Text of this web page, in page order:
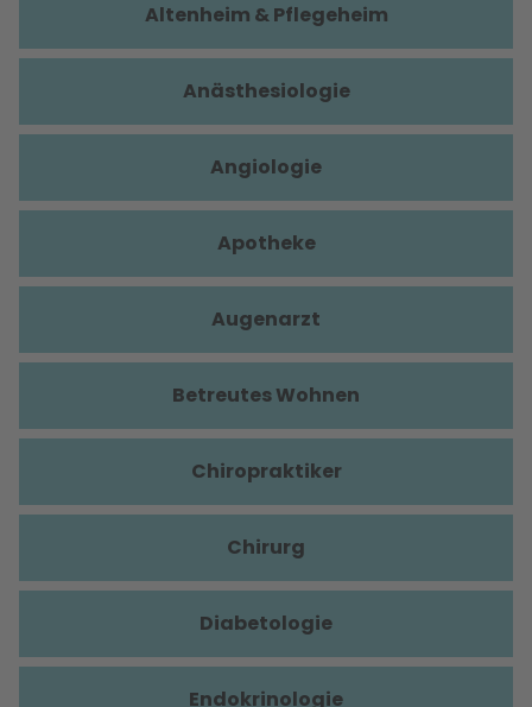
Altenheim & Pflegeheim
Anästhesiologie
Angiologie
Apotheke
Augenarzt
Betreutes Wohnen
Chiropraktiker
Chirurg
Diabetologie
Endokrinologie